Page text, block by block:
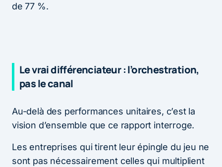
de 77 %.
Le vrai différenciateur : l’orchestration,
pas le canal
Au-delà des performances unitaires, c’est la
vision d’ensemble que ce rapport interroge.
Les entreprises qui tirent leur épingle du jeu ne
sont pas nécessairement celles qui multiplient